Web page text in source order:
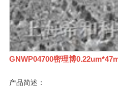
GNWP04700密理博
产品简述：